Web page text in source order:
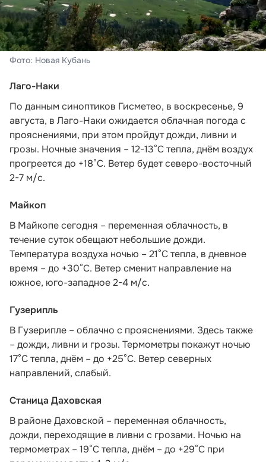
Фото: Новая Кубань
Лаго-Наки
По данным синоптиков Гисметео, в воскресенье, 9
августа, в Лаго-Наки ожидается облачная погода с
прояснениями, при этом пройдут дожди, ливни и
грозы. Ночные значения – 12-13°С тепла, днём воздух
прогреется до +18°С. Ветер будет северо-восточный
2-7 м/с.
Майкоп
В Майкопе сегодня – переменная облачность, в
течение суток обещают небольшие дожди.
Температура воздуха ночью – 21°С тепла, в дневное
время – до +30°С. Ветер сменит направление на
южное, юго-западное 2-4 м/с.
Гузерипль
В Гузерипле – облачно с прояснениями. Здесь также
– дожди, ливни и грозы. Термометры покажут ночью
17°С тепла, днём – до +25°С. Ветер северных
направлений, слабый.
Станица Даховская
В районе Даховской – переменная облачность,
дожди, переходящие в ливни с грозами. Ночью на
термометрах – 19°C тепла, днём – до +29°C при